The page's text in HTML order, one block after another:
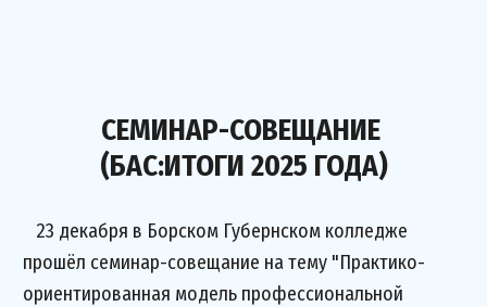
СЕМИНАР-СОВЕЩАНИЕ
(БАС:ИТОГИ 2025 ГОДА)
23 декабря в Борском Губернском колледже
прошёл семинар-совещание на тему "Практико-
ориентированная модель профессиональной